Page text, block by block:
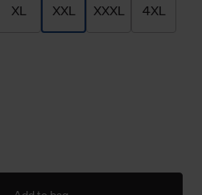
XL XXL XXXL 4XL